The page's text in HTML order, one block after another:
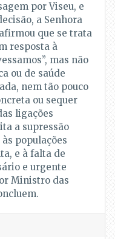
por Viseu, e
a Senhora
que se trata
resposta à
mas não
ou de saúde
nem tão pouco
ou sequer
ligações
a supressão
populações
e à falta de
e urgente
Ministro das